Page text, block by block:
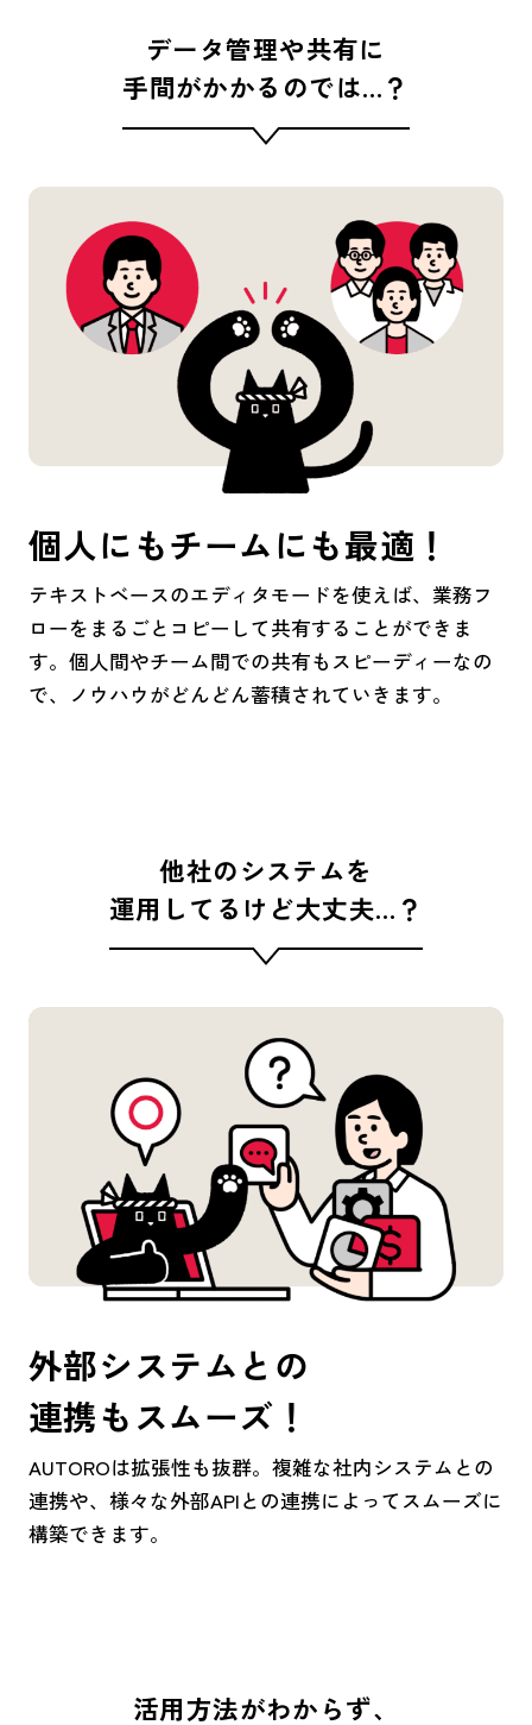
データ管理や共有に
手間がかかるのでは…？
個人にもチームにも最適！
テキストベースのエディタモードを使えば、業務フ
ローをまるごとコピーして共有することができま
す。個人間やチーム間での共有もスピーディーなの
で、ノウハウがどんどん蓄積されていきます。
他社のシステムを
運用してるけど大丈夫…？
外部システムとの
連携もスムーズ！
AUTOROは拡張性も抜群。複雑な社内システムとの
連携や、様々な外部APIとの連携によってスムーズに
構築できます。
活用方法がわからず、